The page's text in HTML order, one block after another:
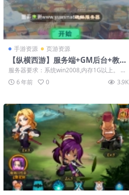
手游资源 页游资源
【纵横西游】服务端+GM后台+教程
+三端
服务器要求：系统win2008,内存1G以上。 特
点：江湖西游基础上增加了坐骑、...
6 年前 0 3.9K